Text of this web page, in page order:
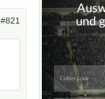
#821